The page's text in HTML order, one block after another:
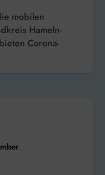
Hameln-
Corona-